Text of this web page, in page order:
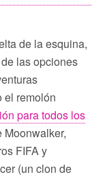
de la esquina,
las opciones
el remolón
para todos los
Moonwalker,
FIFA y
(un clon de